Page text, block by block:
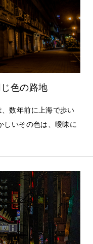
色の路地
数年前に上海で歩い
しいその色は、曖昧に